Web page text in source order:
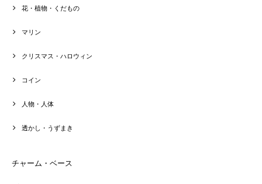
花・植物・くだもの
マリン
クリスマス・ハロウィン
コイン
人物・人体
透かし・うずまき
チャーム・ベース